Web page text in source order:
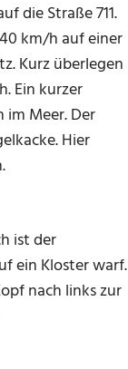
die Straße 711.
km/h auf einer
Kurz überlegen
Ein kurzer
Meer. Der
Hier
ist der
ein Kloster warf.
nach links zur